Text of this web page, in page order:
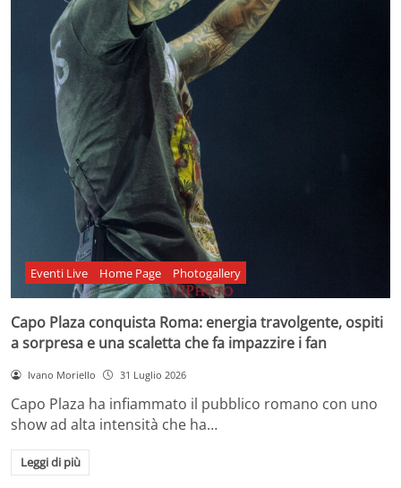
Eventi Live Home Page Photogallery
Capo Plaza conquista Roma: energia travolgente, ospiti
a sorpresa e una scaletta che fa impazzire i fan
Ivano Moriello 31 Luglio 2026
Capo Plaza ha infiammato il pubblico romano con uno
show ad alta intensità che ha…
Leggi di più